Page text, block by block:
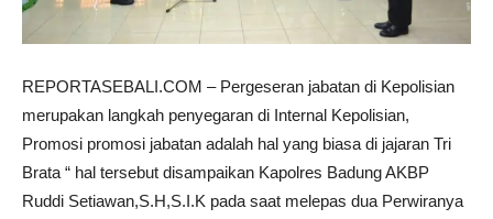
REPORTASEBALI.COM – Pergeseran jabatan di Kepolisian
merupakan langkah penyegaran di Internal Kepolisian,
Promosi promosi jabatan adalah hal yang biasa di jajaran Tri
Brata “ hal tersebut disampaikan Kapolres Badung AKBP
Ruddi Setiawan,S.H,S.I.K pada saat melepas dua Perwiranya